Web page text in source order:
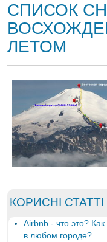
СПИСОК
ЛЕТОМ
КОРИСНІ СТАТТІ
Airbnb - что это?
в любом городе?